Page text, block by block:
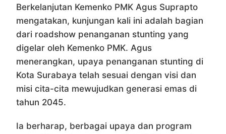
Berkelanjutan Kemenko PMK Agus Suprapto
mengatakan, kunjungan kali ini adalah bagian
dari roadshow penanganan stunting yang
digelar oleh Kemenko PMK. Agus
menerangkan, upaya penanganan stunting di
Kota Surabaya telah sesuai dengan visi dan
misi cita-cita mewujudkan generasi emas di
tahun 2045.
Ia berharap, berbagai upaya dan program